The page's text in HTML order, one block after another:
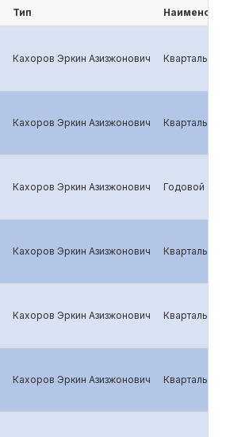
Тип
Кахоров Эркин Азизжонович
Кахоров Эркин Азизжонович
Кахоров Эркин Азизжонович Годовой
Кахоров Эркин Азизжонович
Кахоров Эркин Азизжонович
Кахоров Эркин Азизжонович